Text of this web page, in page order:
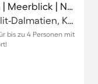
Schönes Apartment mit Garten | Meerblick | Nah am Strand
Podstrana, Gespanschaft Split-Dalmatien, Kroatien
bis zu 4 Personen mit